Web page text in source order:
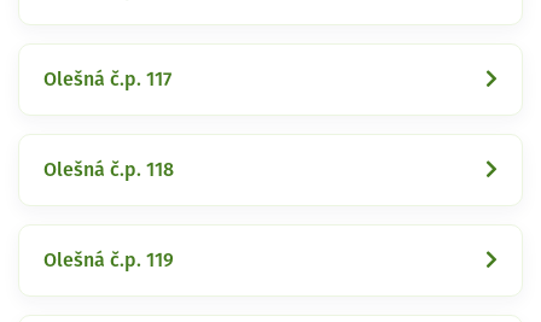
Olešná č.p. 117
Olešná č.p. 118
Olešná č.p. 119